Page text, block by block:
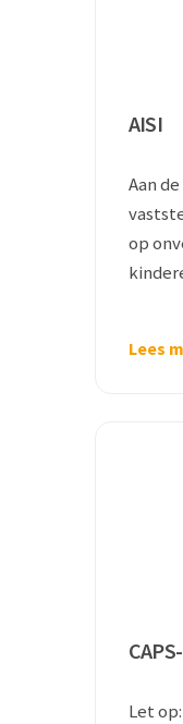
AISI
Aan
op
Lees
Let